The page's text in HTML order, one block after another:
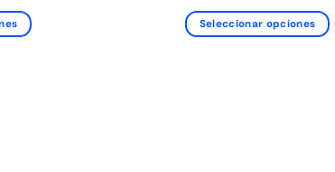
Seleccionar opciones